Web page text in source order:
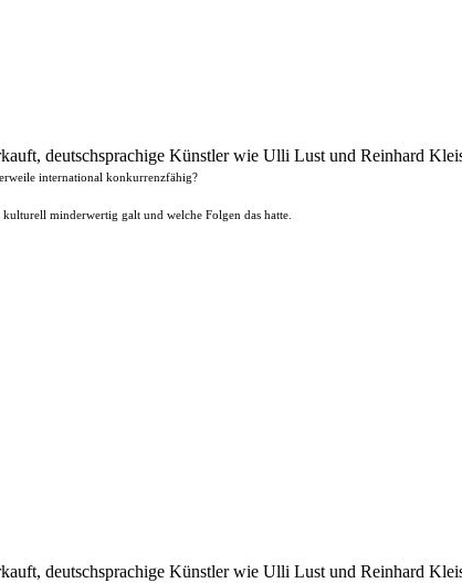
deutschsprachige Künstler wie Ulli Lust und Reinhard
international konkurrenzfähig?
minderwertig galt und welche Folgen das hatte.
deutschsprachige Künstler wie Ulli Lust und Reinhard